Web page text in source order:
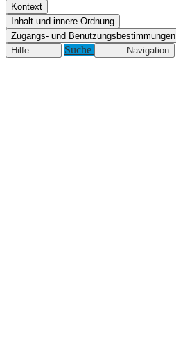
Kontext
Inhalt und innere Ordnung
Zugangs- und Benutzungsbestimmungen
Hilfe
Suche Navigation